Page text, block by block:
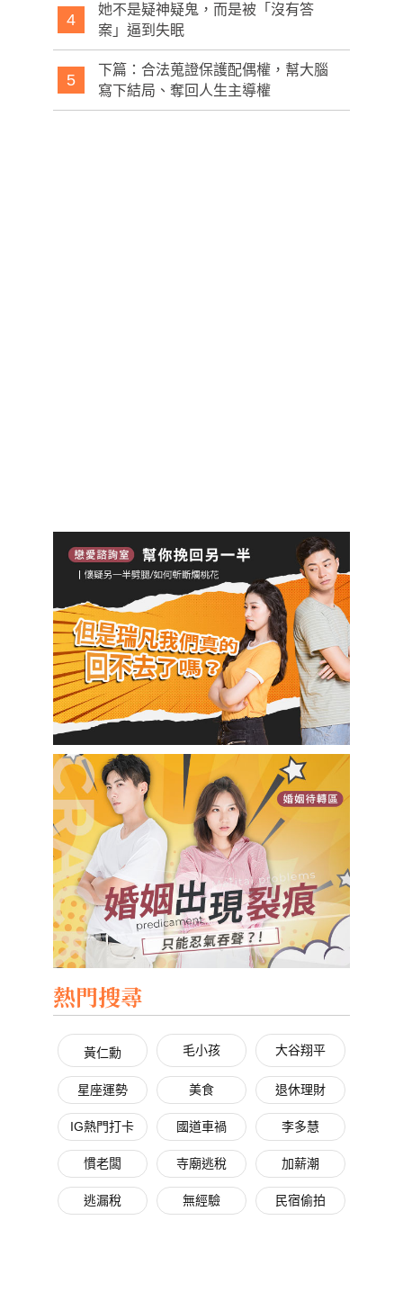
4
她不是疑神疑鬼，而是被「沒有答
案」逼到失眠
5
下篇：合法蒐證保護配偶權，幫大腦
寫下結局、奪回人生主導權
熱門搜尋
黃仁勳 毛小孩 大谷翔平
星座運勢 美食 退休理財
IG熱門打卡 國道車禍 李多慧
慣老闆 寺廟逃稅 加薪潮
逃漏稅 無經驗 民宿偷拍